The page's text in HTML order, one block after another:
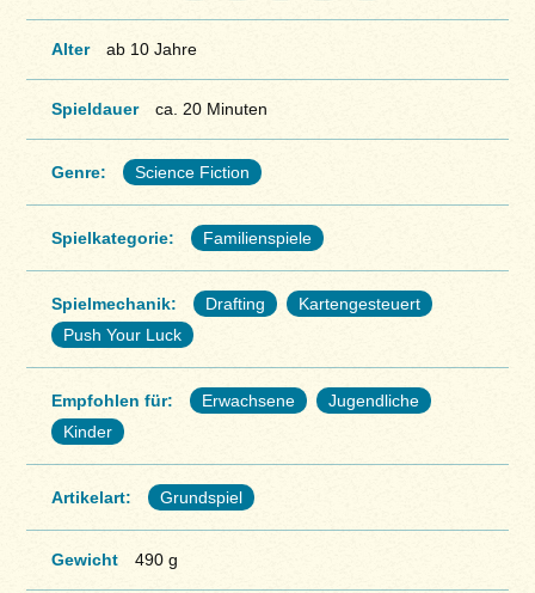
Alter ab 10 Jahre
Spieldauer ca. 20 Minuten
Genre: Science Fiction
Spielkategorie: Familienspiele
Spielmechanik: Drafting
Kartengesteuert
Push Your Luck
Empfohlen für: Erwachsene
Jugendliche
Kinder
Artikelart: Grundspiel
Gewicht 490 g